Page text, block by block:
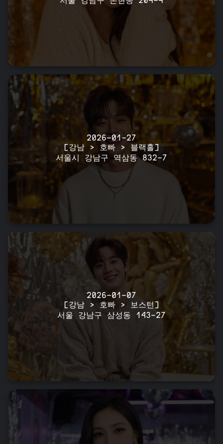
2026-01-27
[강남 > 호빠 > 블랙홀]
서울시 강남구 역삼동 832-7
2026-01-07
[강남 > 호빠 > 보스턴]
서울 강남구 삼성동 143-27